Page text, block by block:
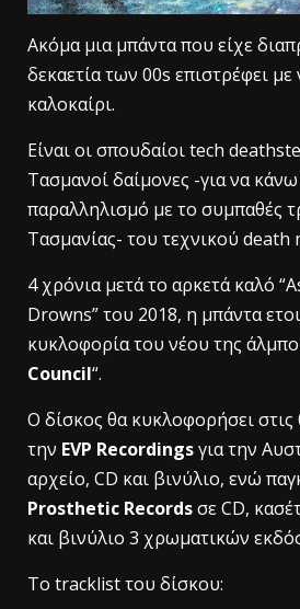
Ακόμα μια μπάντα που είχε
δεκαετία των 00s επιστρέφει
καλοκαίρι.
Είναι οι σπουδαίοι tech
Τασμανοί δαίμονες -για να κάνω
παραλληλισμό με το συμπαθές
Τασμανίας- του τεχνικού death
4 χρόνια μετά το αρκετά καλό
Drowns” του 2018, η μπάντα
κυκλοφορία του νέου της
Council“.
O δίσκος θα κυκλοφορήσει
την EVP Recordingsγια την
αρχείο, CD και βινύλιο, ενώ
Prosthetic Recordsσε CD,
και βινύλιο 3 χρωματικών
Το tracklist του δίσκου: